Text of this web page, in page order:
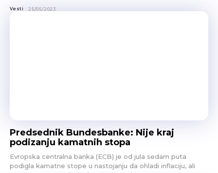
Vesti 25/05/2023
Predsednik Bundesbanke: Nije kraj
podizanju kamatnih stopa
Evropska centralna banka (ECB) je od jula sedam puta
podigla kamatne stope u nastojanju da ohladi inflaciju, ali